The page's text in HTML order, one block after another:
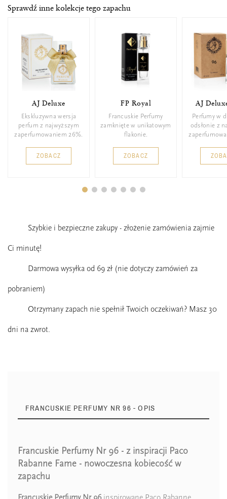
Sprawdź inne kolekcje tego zapachu
AJ Deluxe
Ekskluzywna wersja
perfum z najwyższym
zaperfumowaniem 26%.
ZOBACZ
FP Royal
Francuskie Perfumy
zamknięte w unikatowym
flakonie.
ZOBACZ
AJ
Perfumy w
odsłonie z
Szybkie i bezpieczne zakupy - złożenie zamówienia zajmie
Ci minutę!
Darmowa wysyłka od 69 zł (nie dotyczy zamówień za
pobraniem)
Otrzymany zapach nie spełnił Twoich oczekiwań? Masz 30
dni na zwrot.
FRANCUSKIE PERFUMY NR 96 - OPIS
Francuskie Perfumy Nr 96 - z inspiracji Paco
Rabanne Fame - nowoczesna kobiecość w
zapachu
Typ Zapachu Drzewne
Typ Zapachu